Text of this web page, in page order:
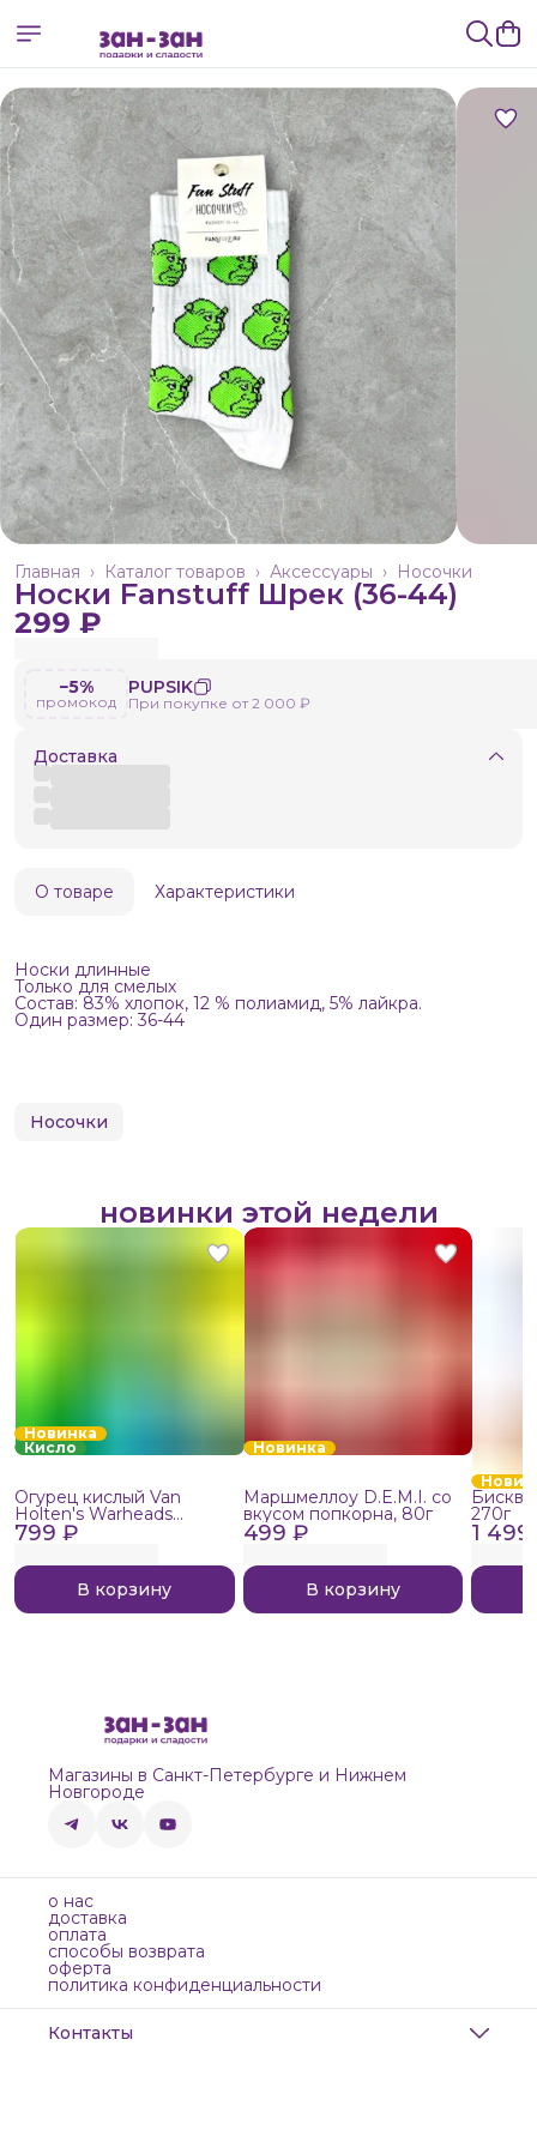
Носочки
Аксессуары ›
Каталог товаров ›
Главная ›
Носки Fanstuff Шрек (36-44)
299 ₽
−5%
промокод
PUPSIK
При покупке от 2 000 ₽
Доставка
О товаре Характеристики
Носки длинные
Только для смелых
Состав: 83% хлопок, 12 % полиамид, 5% лайкра.
Один размер: 36-44
Носочки
новинки этой недели
Новинка
Кисло
799 ₽
Огурец кислый Van
Holten's Warheads
Extreme Sour, 140г
В корзину
Новинка
499 ₽
Маршмеллоу D.E.M.I. со
вкусом попкорна, 80г
В корзину
1
270г
Магазины в Санкт-Петербурге и Нижнем
Новгороде
о нас
доставка
оплата
способы возврата
оферта
политика конфиденциальности
Контакты